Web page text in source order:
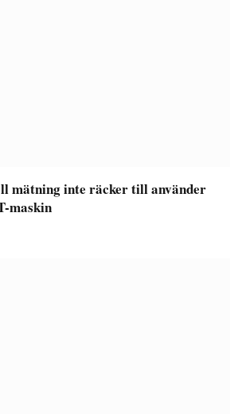
mätning inte räcker till använder
maskin